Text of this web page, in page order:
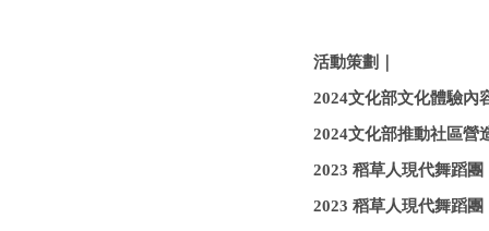
活動策劃｜
2024文化部文化體驗內
2024文化部推動社區營
2023 稻草人現代舞蹈
2023 稻草人現代舞蹈